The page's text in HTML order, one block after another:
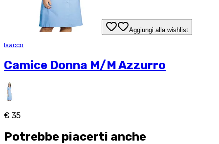
Aggiungi alla wishlist
Isacco
Camice Donna M/M Azzurro
€ 35
Potrebbe piacerti anche